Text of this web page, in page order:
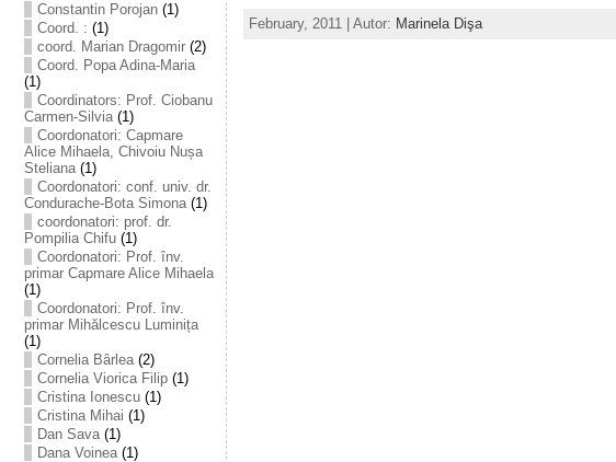
Constantin Porojan(1)
Coord. : (1)
coord. Marian Dragomir(2)
Coord. Popa Adina-Maria
(1)
Coordinators: Prof. Ciobanu
Carmen-Silvia(1)
Coordonatori: Capmare
Alice Mihaela, Chivoiu Nușa
Steliana(1)
Coordonatori: conf. univ. dr.
Condurache-Bota Simona(1)
coordonatori: prof. dr.
Pompilia Chifu(1)
Coordonatori: Prof. înv.
primar Capmare Alice Mihaela
(1)
Coordonatori: Prof. înv.
primar Mihălcescu Luminița
(1)
Cornelia Bârlea(2)
Cornelia Viorica Filip(1)
Cristina Ionescu(1)
Cristina Mihai (1)
Dan Sava(1)
Dana Voinea(1)
February, 2011 | Autor: Marinela Dişa